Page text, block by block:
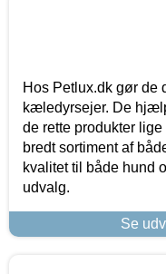
Hos Petlux.dk gør de
kæledyrsejer. De
de rette produkter
bredt sortiment af
kvalitet til både hund
udvalg.
Se